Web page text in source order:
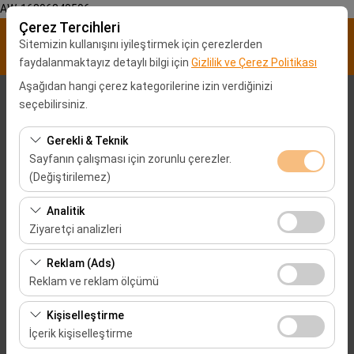
AW-16896840596
Çerez Tercihleri
Sitemizin kullanışını iyileştirmek için çerezlerden
faydalanmaktayız detaylı bilgi için Gizlilik ve Çerez Politikası
Aşağıdan hangi çerez kategorilerine izin verdiğinizi
seçebilirsiniz.
Gerekli & Teknik
Sayfanın çalışması için zorunlu çerezler.
(Değiştirilemez)
Bu çerezler sitenin doğru şekilde çalışması, güvenlik,
oturum yönetimi ve temel işlevler için gereklidir. Devre
dışı bırakılamaz.
Analitik
Ziyaretçi analizleri
Bu çerezler, sitemizin nasıl kullanıldığını (ziyaretçi sayısı,
en çok ziyaret edilen sayfalar, kullanıcı davranışları)
analiz etmemizi sağlar. Bu veriler, web sitesi
performansını ölçmek ve kullanıcı deneyimini sürekli
iyileştirmek için kullanılır.
Reklam (Ads)
Reklam ve reklam ölçümü
Bu çerezler, size ilgi alanlarınıza uygun kişiselleştirilmiş
reklamlar göstermemize ve reklam kampanyalarımızın
etkinliğini (gösterim sayısı, tıklama oranı) ölçmemize
Kişiselleştirme
İçerik kişiselleştirme
Alış Lokasyonu
Malatya Şehir merkezi
Aracı farklı bir lokasyona bırakacağım
Alış Tarih & Saat
09:00
Bırakış Tarih & Saat